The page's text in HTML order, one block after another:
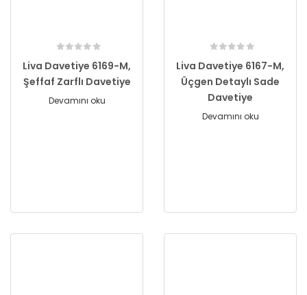
Liva Davetiye 6169-M,
Şeffaf Zarflı Davetiye
Devamını oku
Liva Davetiye 6167-M,
Üçgen Detaylı Sade
Davetiye
Devamını oku